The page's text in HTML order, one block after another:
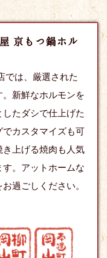
京もつ鍋ホル
では、厳選された
新鮮なホルモンを
たダシで仕上げた
カスタマイズも可
上げる焼肉も人気
。アットホームな
過ごしください。